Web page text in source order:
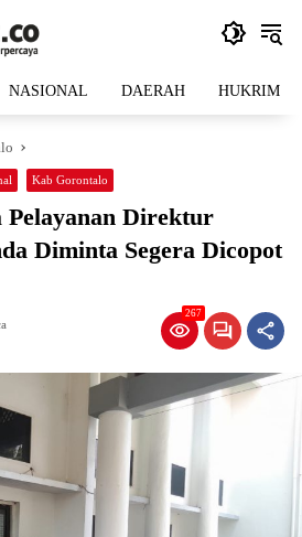
NASIONAL DAERAH HUKRIM
Kab Gorontalo
Direktur
Diminta Segera Dicopot
267